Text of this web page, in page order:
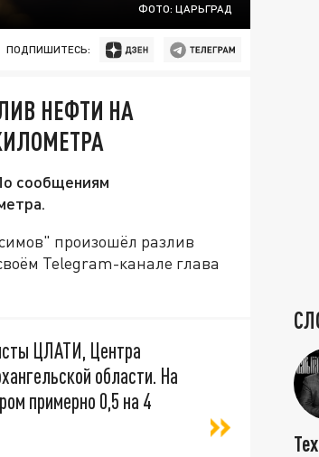
ФОТО: ЦАРЬГРАД
ПОДПИШИТЕСЬ:
НЕФТИ НА
сообщениям
произошёл разлив
Telegram-канале глава
ЦЛАТИ, Центра
области. На
примерно 0,5 на 4